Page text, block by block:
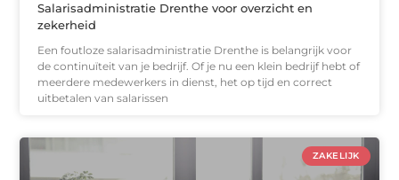
Salarisadministratie Drenthe voor overzicht en
zekerheid
Een foutloze salarisadministratie Drenthe is belangrijk voor
de continuïteit van je bedrijf. Of je nu een klein bedrijf hebt of
meerdere medewerkers in dienst, het op tijd en correct
uitbetalen van salarissen
ZAKELIJK